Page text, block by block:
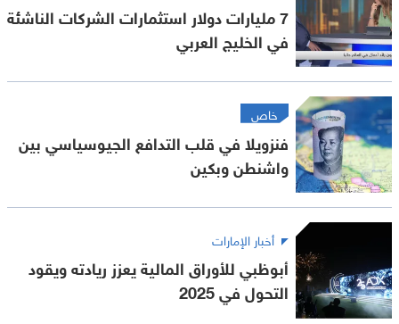
7 مليارات دولار استثمارات الشركات الناشئة
في الخليج العربي
خاص
فنزويلا في قلب التدافع الجيوسياسي بين
واشنطن وبكين
أخبار الإمارات
أبوظبي للأوراق المالية يعزز ريادته ويقود
التحول في 2025